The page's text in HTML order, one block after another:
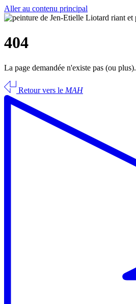
Aller au contenu principal
404
La page demandée n'existe pas (ou plus).
Retour vers le MAH